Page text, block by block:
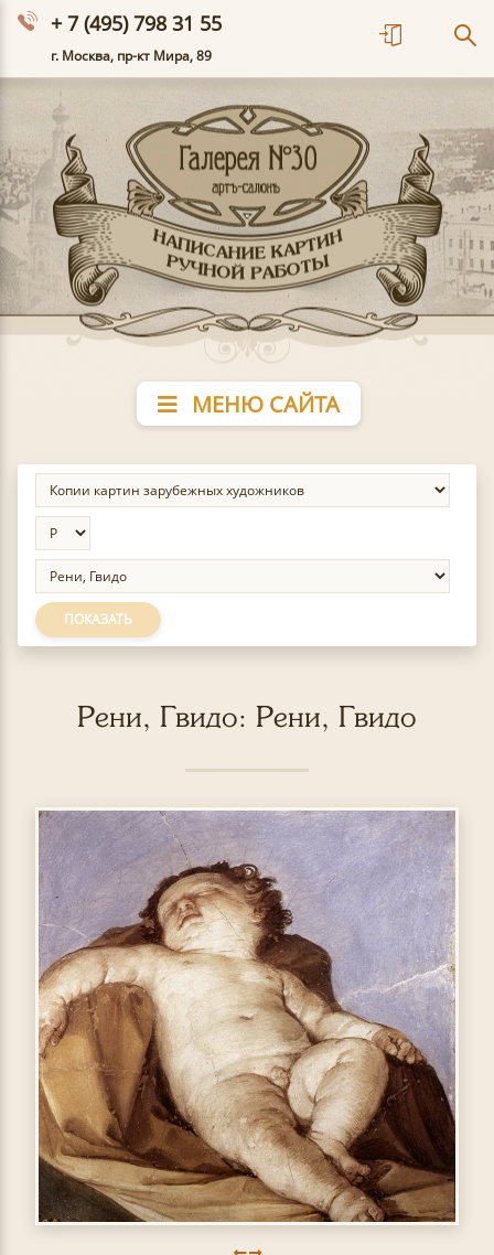
+ 7 (495) 798 31 55
г. Москва, пр-кт Мира, 89
МЕНЮ САЙТА
ПОКАЗАТЬ
Рени, Гвидо: Рени, Гвидо